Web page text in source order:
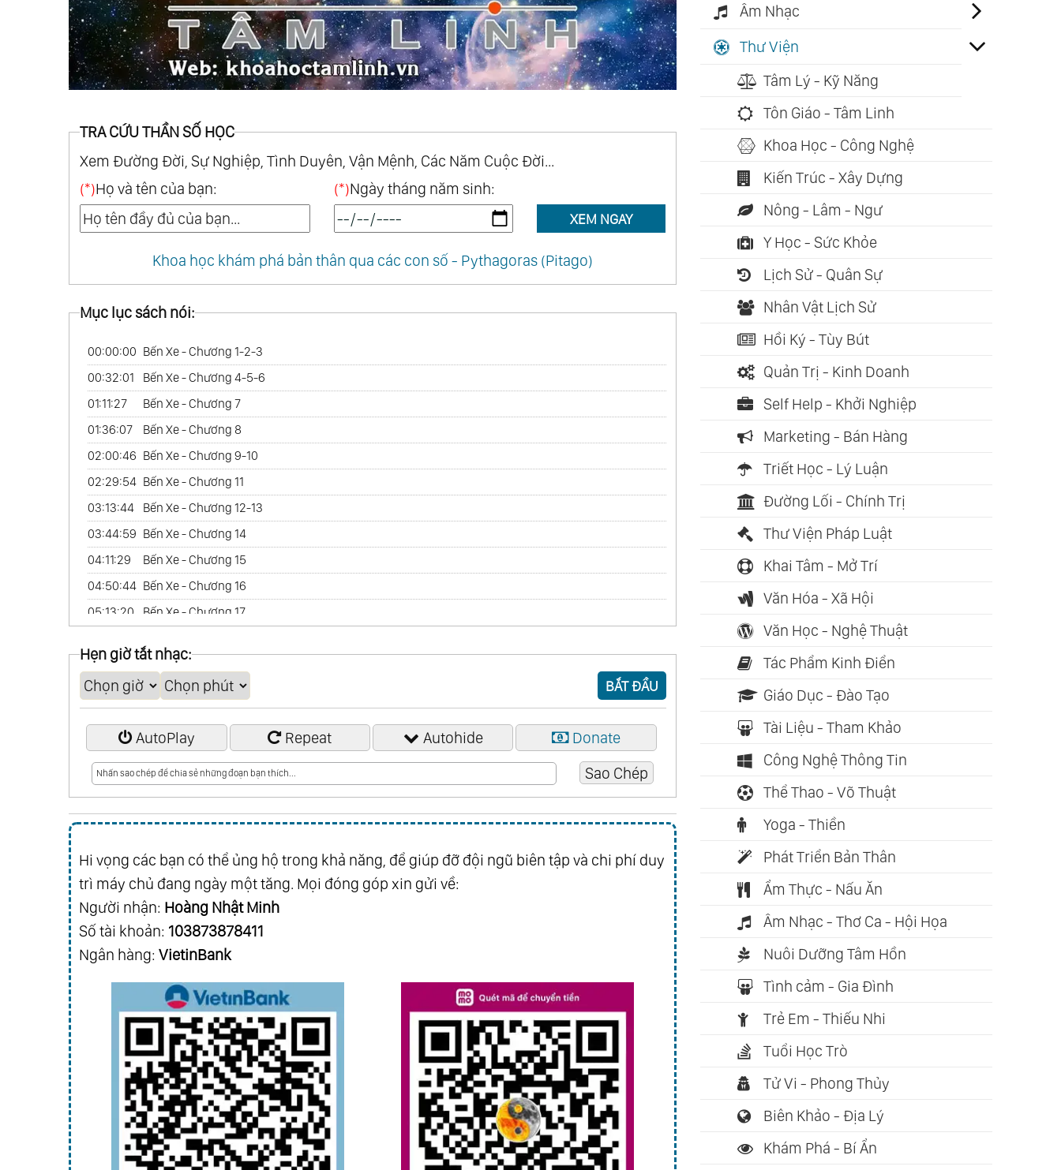
TRA CỨU THẦN SỐ HỌC
Xem Đường Đời, Sự Nghiệp, Tình Duyên, Vận Mệnh, Các Năm Cuộc Đời...
(*)Họ và tên của bạn: (*)Ngày tháng năm sinh:
XEM NGAY
Khoa học khám phá bản thân qua các con số - Pythagoras (Pitago)
Mục lục sách nói:
00:00:00 Bến Xe - Chương 1-2-3
00:32:01
Bến Xe - Chương 4-5-6
01:11:27
Bến Xe - Chương 7
01:36:07
Bến Xe - Chương 8
02:00:46 Bến Xe - Chương 9-10
02:29:54 Bến Xe - Chương 11
03:13:44
Bến Xe - Chương 12-13
03:44:59 Bến Xe - Chương 14
04:11:29
Bến Xe - Chương 15
04:50:44 Bến Xe - Chương 16
05:13:20
Bến Xe - Chương 17
06:00:17
Bến Xe - Chương 18
06:15:08 Bến Xe - Chương 19 (Hết)
Hẹn giờ tắt nhạc:
BẮT ĐẦU
AutoPlay Repeat Autohide Donate
Hi vọng các bạn có thể ủng hộ trong khả năng, để giúp đỡ đội ngũ biên tập và chi phí duy
trì máy chủ đang ngày một tăng. Mọi đóng góp xin gửi về:
Người nhận: Hoàng Nhật Minh
Số tài khoản: 103873878411
Ngân hàng: VietinBank
Âm Nhạc
Thư Viện
Tâm Lý - Kỹ Năng
Tôn Giáo - Tâm Linh
Khoa Học - Công Nghệ
Kiến Trúc - Xây Dựng
Nông - Lâm - Ngư
Y Học - Sức Khỏe
Lịch Sử - Quân Sự
Nhân Vật Lịch Sử
Hồi Ký - Tùy Bút
Quản Trị - Kinh Doanh
Self Help - Khởi Nghiệp
Marketing - Bán Hàng
Triết Học - Lý Luận
Đường Lối - Chính Trị
Thư Viện Pháp Luật
Khai Tâm - Mở Trí
Văn Hóa - Xã Hội
Văn Học - Nghệ Thuật
Tác Phẩm Kinh Điển
Giáo Dục - Đào Tạo
Tài Liệu - Tham Khảo
Công Nghệ Thông Tin
Thể Thao - Võ Thuật
Yoga - Thiền
Phát Triển Bản Thân
Ẩm Thực - Nấu Ăn
Âm Nhạc - Thơ Ca - Hội Họa
Nuôi Dưỡng Tâm Hồn
Tình cảm - Gia Đình
Trẻ Em - Thiếu Nhi
Tuổi Học Trò
Tử Vi - Phong Thủy
Biên Khảo - Địa Lý
Khám Phá - Bí Ẩn